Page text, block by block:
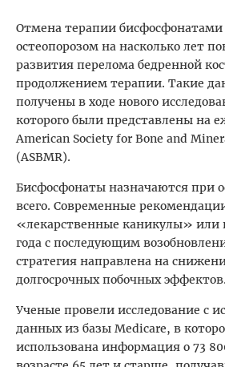
Отмена терапии бисфосфонатами
остеопорозом на насколько лет
развития перелома бедренной
продолжением терапии. Такие
получены в ходе нового
которого были представлены на
American Society for Bone and
(ASBMR).
Бисфосфонаты назначаются при
всего. Современные
«лекарственные каникулы» или
года с последующим
стратегия направлена на
долгосрочных побочных эффектов.
Ученые провели исследование с
данных из базы Medicare, в
использована информация о 73